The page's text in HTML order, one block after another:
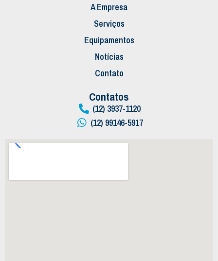
A Empresa
Serviços
Equipamentos
Notícias
Contato
Contatos
(12) 3937-1120
(12) 99146-5917